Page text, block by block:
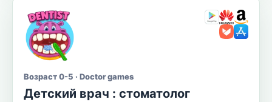
Возраст 0-5 · Doctor games
Детский врач : стоматолог